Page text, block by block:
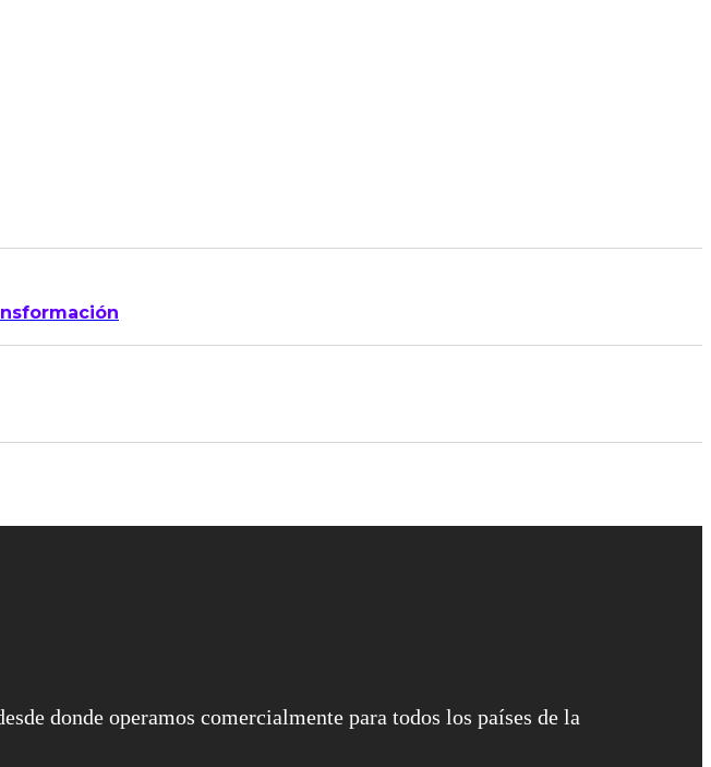
donde operamos comercialmente para todos los países de la